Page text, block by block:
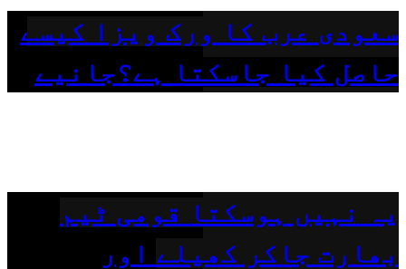
سعودی عرب کا ورک ویزا کیسے
حاصل کیا جاسکتا ہے؟جانیے
یہ نہیں ہوسکتا قومی ٹیم
بھارت جاکر کھیلے اور